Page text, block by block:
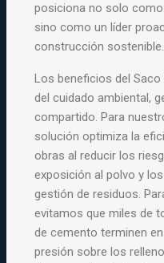
posiciona no solo
sino como un líder
construcción sostenible.
Los beneficios del
del cuidado ambiental,
compartido. Para
solución optimiza la
obras al reducir los
exposición al polvo y
gestión de residuos.
evitamos que miles de
de cemento terminen
presión sobre los